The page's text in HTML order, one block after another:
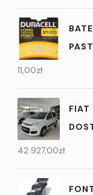
11,00zł
FIAT
42 927,00zł